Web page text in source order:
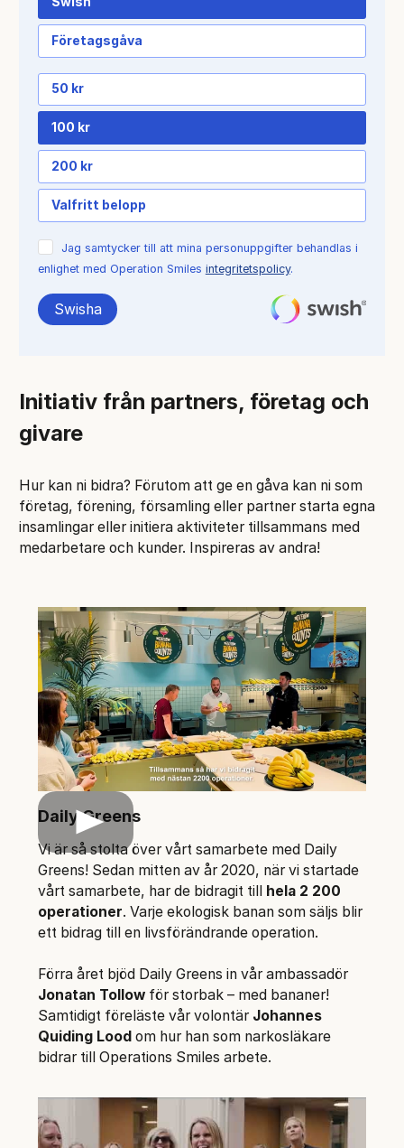
Företagsgåva
50 kr
100 kr
200 kr
Valfritt belopp
Jag samtycker till att mina personuppgifter behandlas i
enlighet med Operation Smiles integritetspolicy.
Swisha
Initiativ från partners, företag och
givare
Hur kan ni bidra? Förutom att ge en gåva kan ni som
företag, förening, församling eller partner starta egna
insamlingar eller initiera aktiviteter tillsammans med
medarbetare och kunder. Inspireras av andra!
Daily Greens
Vi är så stolta över vårt samarbete med Daily
Greens! Sedan mitten av år 2020, när vi startade
vårt samarbete, har de bidragit till hela 2 200
operationer. Varje ekologisk banan som säljs blir
ett bidrag till en livsförändrande operation.
Förra året bjöd Daily Greens in vår ambassadör
Jonatan Tollowför storbak – med bananer!
Samtidigt föreläste vår volontär Johannes
Quiding Loodom hur han som narkosläkare
bidrar till Operations Smiles arbete.